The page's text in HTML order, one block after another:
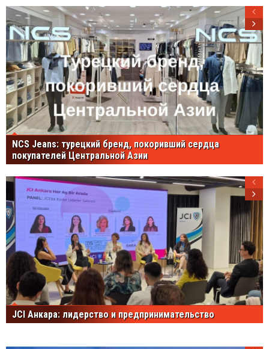
NCS Jeans: турецкий бренд, покоривший сердца
покупателей Центральной Азии
JCI Анкара: лидерство и предпринимательство